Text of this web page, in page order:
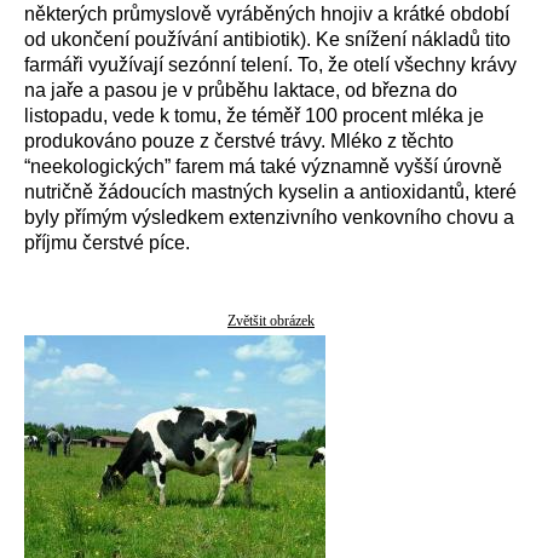
některých průmyslově vyráběných hnojiv a krátké období
od ukončení používání antibiotik). Ke snížení nákladů tito
farmáři využívají sezónní telení. To, že otelí všechny krávy
na jaře a pasou je v průběhu laktace, od března do
listopadu, vede k tomu, že téměř 100 procent mléka je
produkováno pouze z čerstvé trávy. Mléko z těchto
“neekologických” farem má také významně vyšší úrovně
nutričně žádoucích mastných kyselin a antioxidantů, které
byly přímým výsledkem extenzivního venkovního chovu a
příjmu čerstvé píce.
Zvětšit obrázek